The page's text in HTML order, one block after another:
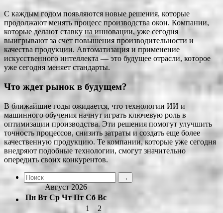
С каждым годом появляются новые решения, которые
продолжают менять процесс производства окон. Компании,
которые делают ставку на инновации, уже сегодня
выигрывают за счет повышения производительности и
качества продукции. Автоматизация и применение
искусственного интеллекта — это будущее отрасли, которое
уже сегодня меняет стандарты.
Что ждет рынок в будущем?
В ближайшие годы ожидается, что технологии ИИ и
машинного обучения начнут играть ключевую роль в
оптимизации производства. Эти решения помогут улучшить
точность процессов, снизить затраты и создать еще более
качественную продукцию. Те компании, которые уже сегодня
внедряют подобные технологии, смогут значительно
опередить своих конкурентов.
Август 2026
Пн Вт Ср Чт Пт Сб Вс
1
2